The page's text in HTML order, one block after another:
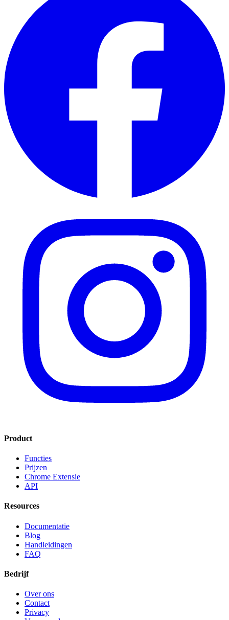
Product
Functies
Prijzen
Chrome Extensie
API
Resources
Documentatie
Blog
Handleidingen
FAQ
Bedrijf
Over ons
Contact
Privacy